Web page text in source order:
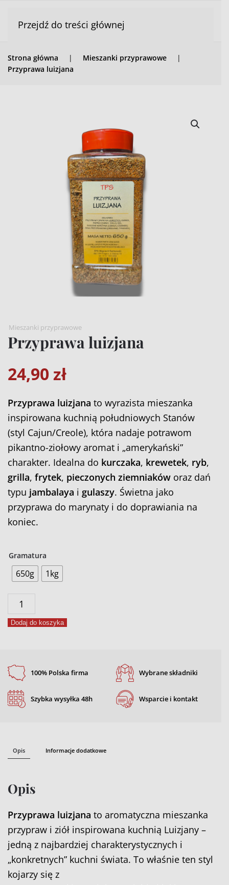
Przejdź do treści głównej
Strona główna
Mieszanki przyprawowe
Przyprawa luizjana
Mieszanki przyprawowe
Przyprawa luizjana
24,90 zł
Przyprawa luizjana to wyrazista mieszanka
inspirowana kuchnią południowych Stanów
(styl Cajun/Creole), która nadaje potrawom
pikantno-ziołowy aromat i „amerykański”
charakter. Idealna do kurczaka, krewetek, ryb,
grilla, frytek, pieczonych ziemniaków oraz dań
typu jambalaya i gulaszy. Świetna jako
przyprawa do marynaty i do doprawiania na
koniec.
Gramatura
650g 1kg
ilość
Przyprawa
luizjana
Dodaj do koszyka
100% Polska firma
Szybka wysyłka 48h
Wybrane składniki
Wsparcie i kontakt
Opis Informacje dodatkowe
Opis
Przyprawa luizjana to aromatyczna mieszanka
przypraw i ziół inspirowana kuchnią Luizjany –
jedną z najbardziej charakterystycznych i
„konkretnych” kuchni świata. To właśnie ten styl
kojarzy się z